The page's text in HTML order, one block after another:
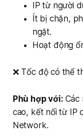
IP từ người
Ít bị chặn,
ngặt.
Hoạt động
❌ Tốc độ có thể
Phù hợp với: Các
cao, kết nối từ IP
Network.